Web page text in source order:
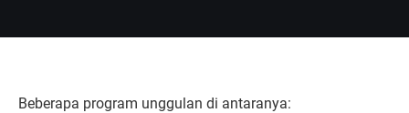
Beberapa program unggulan di antaranya: